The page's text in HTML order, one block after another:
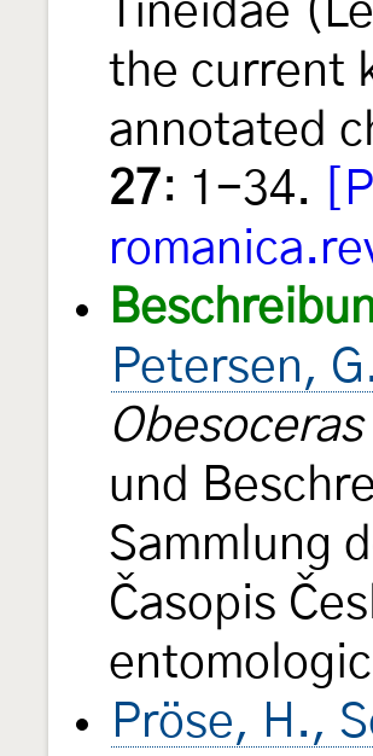
Tineidae
the current
annotated
27: 1-34.
Petersen,
Obesoceras
und
Sammlung
Časopis
Pröse, H.,